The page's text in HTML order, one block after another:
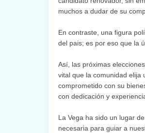
muchos a dudar de su
En contraste, una figura
del pais; es por eso que la
Así, las próximas
vital que la comunidad elija
comprometido con su
con dedicación y
La Vega ha sido un lugar
necesaria para guiar a